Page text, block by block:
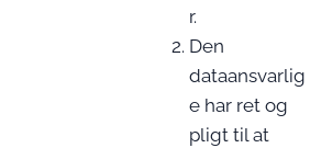
r.
Den
dataansvarlig
e har ret og
pligt til at